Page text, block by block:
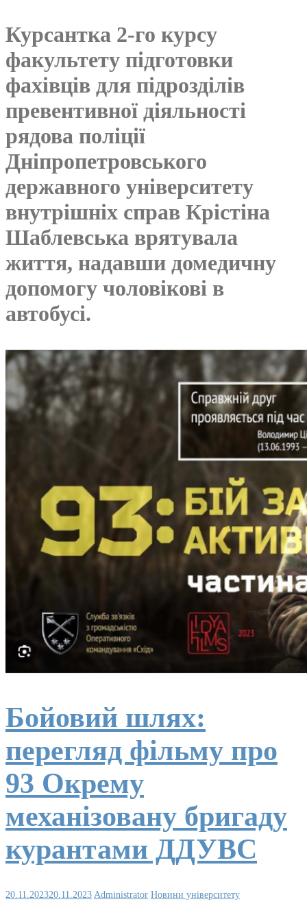
Курсантка 2-го курсу
факультету підготовки
фахівців для підрозділів
превентивної діяльності
рядова поліції
Дніпропетровського
державного університету
внутрішніх справ Крістіна
Шаблевська врятувала
життя, надавши домедичну
допомогу чоловікові в
автобусі.
Бойовий шлях:
перегляд фільму про
93 Окрему
механізовану бригаду
курантами ДДУВС
20.11.202320.11.2023 Administrator Новини університету